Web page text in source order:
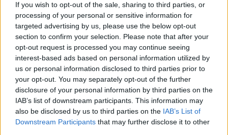
If you wish to opt-out of the sale, sharing to third parties, or
processing of your personal or sensitive information for
targeted advertising by us, please use the below opt-out
section to confirm your selection. Please note that after your
opt-out request is processed you may continue seeing
interest-based ads based on personal information utilized by
us or personal information disclosed to third parties prior to
your opt-out. You may separately opt-out of the further
disclosure of your personal information by third parties on the
IAB’s list of downstream participants. This information may
also be disclosed by us to third parties on the IAB’s List of
Downstream Participants that may further disclose it to other
212.312 εμβόλια. Ο αριθμός αυτός
διατίθεται σύμφωνα με τις υποδείξεις
της εθνικής επιτροπής εμβολιασμού στο
υγειονομικό προσωπικό δημοσίων-
ιδιωτικών νοσοκομείων και σε ιδιώτες
γιατρούς, σε φιλοξενούμενους και
εργαζόμενους σε δομές φροντίδας
ηλικιωμένων και χρονίως πασχόντων
και σε ηλικιωμένους άνω των 85 ετών.
όχι, η δυνατότητα εμβολιασμού δεν θα